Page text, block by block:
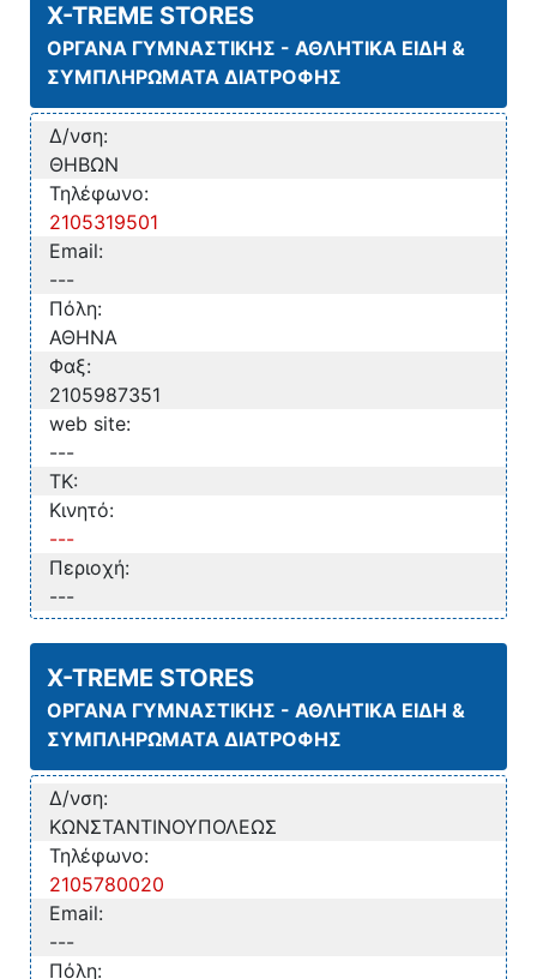
X-TREME STORES
ΟΡΓΑΝΑ ΓΥΜΝΑΣΤΙΚΗΣ - ΑΘΛΗΤΙΚΑ ΕΙΔΗ &
ΣΥΜΠΛΗΡΩΜΑΤΑ ΔΙΑΤΡΟΦΗΣ
Δ/νση:
ΘΗΒΩΝ
Τηλέφωνο:
2105319501
Email:
---
Πόλη:
ΑΘΗΝΑ
Φαξ:
2105987351
web site:
---
TK:
Κινητό:
---
Περιοχή:
---
X-TREME STORES
ΟΡΓΑΝΑ ΓΥΜΝΑΣΤΙΚΗΣ - ΑΘΛΗΤΙΚΑ ΕΙΔΗ &
ΣΥΜΠΛΗΡΩΜΑΤΑ ΔΙΑΤΡΟΦΗΣ
Δ/νση:
ΚΩΝΣΤΑΝΤΙΝΟΥΠΟΛΕΩΣ
Τηλέφωνο:
2105780020
Email:
---
Πόλη: